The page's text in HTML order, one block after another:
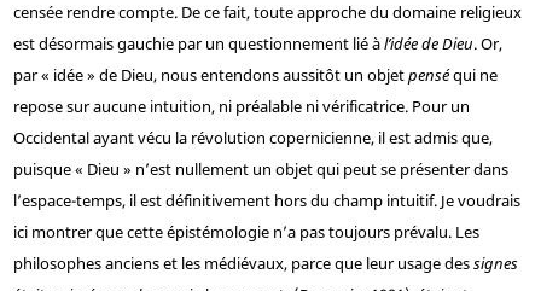
censée rendre compte. De ce fait, toute approche du domaine religieux
est désormais gauchie par un questionnement lié àl’idée de Dieu. Or,
par « idée » de Dieu, nous entendons aussitôt un objetpenséqui ne
repose sur aucune intuition, ni préalable ni vérificatrice. Pour un
Occidental ayant vécu la révolution copernicienne, il est admis que,
puisque « Dieu » n’est nullement un objet qui peut se présenter dans
l’espace-temps, il est définitivement hors du champ intuitif. Je voudrais
ici montrer que cette épistémologie n’a pas toujours prévalu. Les
philosophes anciens et les médiévaux, parce que leur usage dessignes